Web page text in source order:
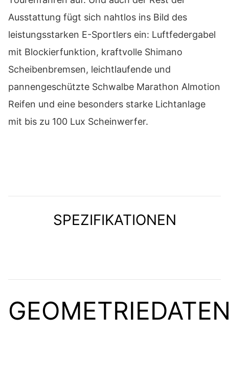
Ausstattung fügt sich nahtlos ins Bild des
leistungsstarken E-Sportlers ein: Luftfedergabel
mit Blockierfunktion, kraftvolle Shimano
Scheibenbremsen, leichtlaufende und
pannengeschützte Schwalbe Marathon Almotion
Reifen und eine besonders starke Lichtanlage
mit bis zu 100 Lux Scheinwerfer.
SPEZIFIKATIONEN